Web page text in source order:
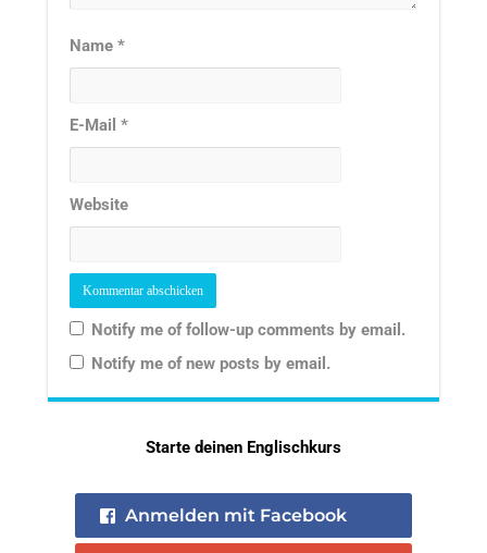
Name *
E-Mail *
Website
Notify me of follow-up comments by email.
Notify me of new posts by email.
Starte deinen Englischkurs
Anmelden mit Facebook